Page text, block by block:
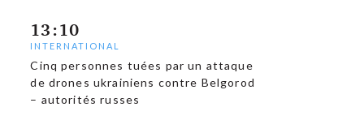
13:10
INTERNATIONAL
Cinq personnes tuées par un attaque
de drones ukrainiens contre Belgorod
– autorités russes